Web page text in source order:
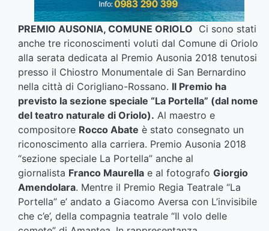
PREMIO AUSONIA, COMUNE ORIOLO Ci sono stati
anche tre riconoscimenti voluti dal Comune di Oriolo
alla serata dedicata al Premio Ausonia 2018 tenutosi
presso il Chiostro Monumentale di San Bernardino
nella città di Corigliano-Rossano. Il Premio ha
previsto la sezione speciale “La Portella” (dal nome
del teatro naturale di Oriolo). Al maestro e
compositore Rocco Abate è stato consegnato un
riconoscimento alla carriera. Premio Ausonia 2018
“sezione speciale La Portella” anche al
giornalista Franco Maurella e al fotografo Giorgio
Amendolara. Mentre il Premio Regia Teatrale “La
Portella” e’ andato a Giacomo Aversa con L’invisibile
che c’e’, della compagnia teatrale “Il volo delle